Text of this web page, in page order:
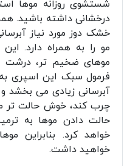
شستشوی روزانه موها
درخشانی داشته باشید.
خشک دوز مورد نیاز
مو را به همراه دارد.
موهای ضخیم تر، درشت
فرمول سبک این اسپری
آبرسانی زیادی می بخشد
چرب کند، خوش حالت تر
حالت دادن موها به
خواهد کرد. بنابراین
خواهید داشت.